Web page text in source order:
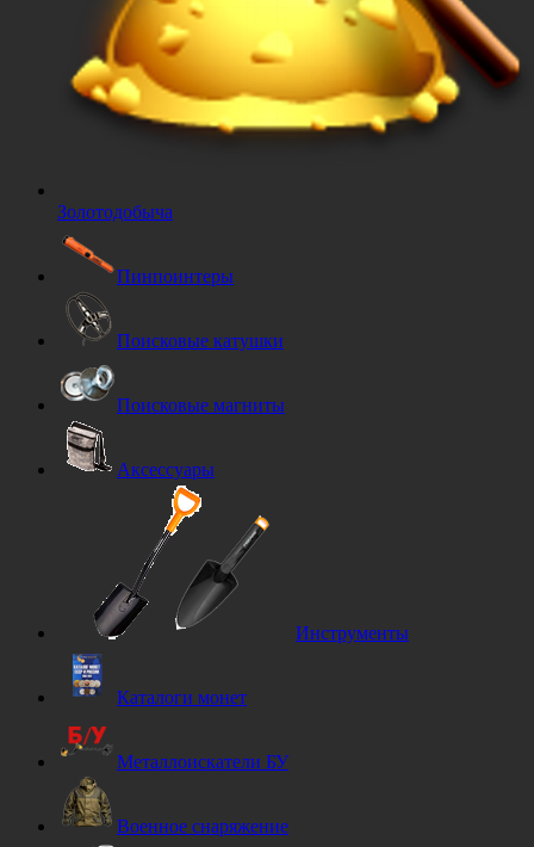
Золотодобыча
Пинпоинтеры
Поисковые катушки
Поисковые магниты
Аксессуары
Инструменты
Каталоги монет
Металлоискатели БУ
Военное снаряжение